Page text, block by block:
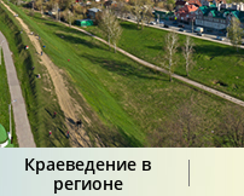
Краеведение в
регионе